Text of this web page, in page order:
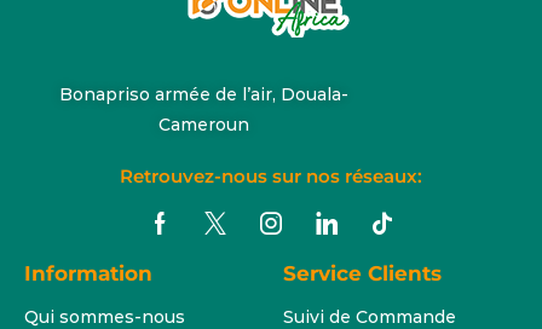
Bonapriso armée de l’air, Douala-
Cameroun
Retrouvez-nous sur nos réseaux:
Information
Qui sommes-nous
Service Clients
Suivi de Commande